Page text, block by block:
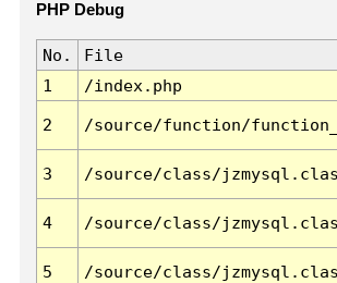
PHP Debug
No. File
1
/index.php
2 /source/function/
3 /source/class/
4 /source/class/
5 /source/class/